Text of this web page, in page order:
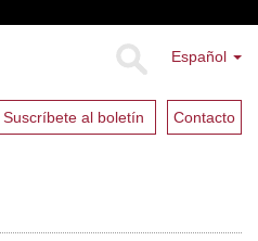
Español
Suscríbete al boletín Contacto